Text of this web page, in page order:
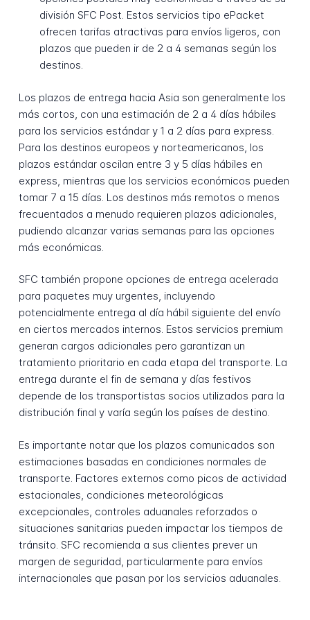
división SFC Post. Estos servicios tipo ePacket
ofrecen tarifas atractivas para envíos ligeros, con
plazos que pueden ir de 2 a 4 semanas según los
destinos.
Los plazos de entrega hacia Asia son generalmente los
más cortos, con una estimación de 2 a 4 días hábiles
para los servicios estándar y 1 a 2 días para express.
Para los destinos europeos y norteamericanos, los
plazos estándar oscilan entre 3 y 5 días hábiles en
express, mientras que los servicios económicos pueden
tomar 7 a 15 días. Los destinos más remotos o menos
frecuentados a menudo requieren plazos adicionales,
pudiendo alcanzar varias semanas para las opciones
más económicas.
SFC también propone opciones de entrega acelerada
para paquetes muy urgentes, incluyendo
potencialmente entrega al día hábil siguiente del envío
en ciertos mercados internos. Estos servicios premium
generan cargos adicionales pero garantizan un
tratamiento prioritario en cada etapa del transporte. La
entrega durante el fin de semana y días festivos
depende de los transportistas socios utilizados para la
distribución final y varía según los países de destino.
Es importante notar que los plazos comunicados son
estimaciones basadas en condiciones normales de
transporte. Factores externos como picos de actividad
estacionales, condiciones meteorológicas
excepcionales, controles aduanales reforzados o
situaciones sanitarias pueden impactar los tiempos de
tránsito. SFC recomienda a sus clientes prever un
margen de seguridad, particularmente para envíos
internacionales que pasan por los servicios aduanales.